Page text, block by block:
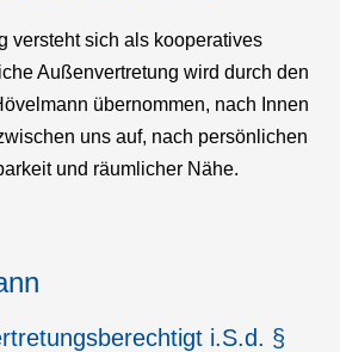
versteht sich als kooperatives
Außenvertretung wird durch den
übernommen, nach Innen
uns auf, nach persönlichen
und räumlicher Nähe.
i.S.d. §